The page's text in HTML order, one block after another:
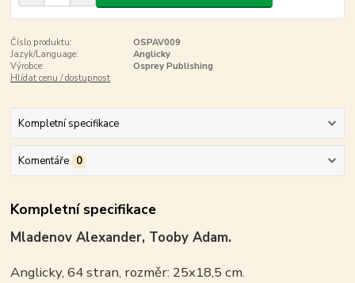
Číslo produktu:
OSPAV009
Jazyk/Language:
Anglicky
Výrobce:
Osprey Publishing
Hlídat cenu / dostupnost
Kompletní specifikace
Komentáře 0
Kompletní specifikace
Mladenov Alexander, Tooby Adam.
Anglicky, 64 stran, rozměr: 25x18,5 cm.